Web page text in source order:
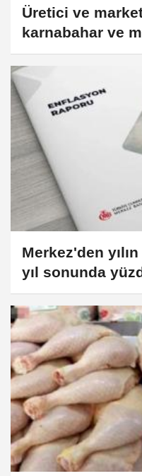
Üretici ve
karnabahar ve
Merkez'den
yıl sonunda
bekleniyor